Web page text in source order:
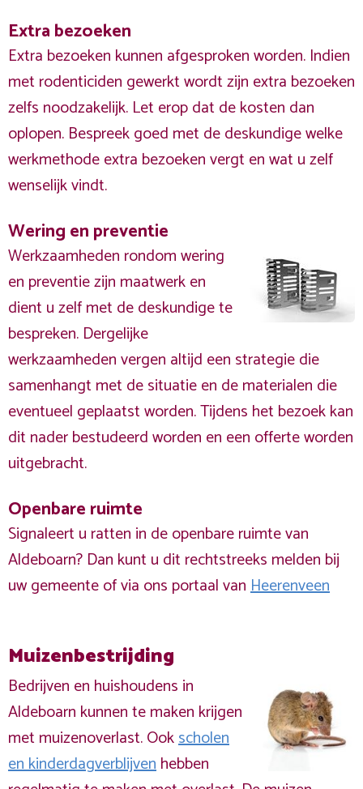
Extra bezoeken
Extra bezoeken kunnen afgesproken worden. Indien
met rodenticiden gewerkt wordt zijn extra bezoeken
zelfs noodzakelijk. Let erop dat de kosten dan
oplopen. Bespreek goed met de deskundige welke
werkmethode extra bezoeken vergt en wat u zelf
wenselijk vindt.
Wering en preventie
Werkzaamheden rondom wering
en preventie zijn maatwerk en
dient u zelf met de deskundige te
bespreken. Dergelijke
werkzaamheden vergen altijd een strategie die
samenhangt met de situatie en de materialen die
eventueel geplaatst worden. Tijdens het bezoek kan
dit nader bestudeerd worden en een offerte worden
uitgebracht.
Openbare ruimte
Signaleert u ratten in de openbare ruimte van
Aldeboarn? Dan kunt u dit rechtstreeks melden bij
uw gemeente of via ons portaal vanHeerenveen
Muizenbestrijding
Bedrijven en huishoudens in
Aldeboarn kunnen te maken krijgen
met muizenoverlast. Ookscholen
en kinderdagverblijvenhebben